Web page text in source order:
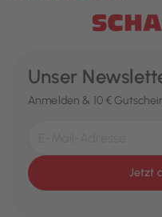
Unser
Anmelden & 10 €
Jetzt